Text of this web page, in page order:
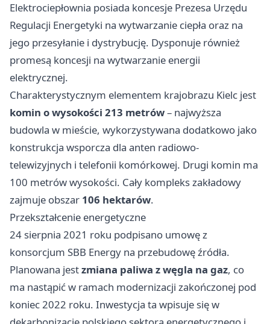
Elektrociepłownia posiada koncesje Prezesa Urzędu
Regulacji Energetyki na wytwarzanie ciepła oraz na
jego przesyłanie i dystrybucję. Dysponuje również
promesą koncesji na wytwarzanie energii
elektrycznej.
Charakterystycznym elementem krajobrazu Kielc jest
komin o wysokości 213 metrów– najwyższa
budowla w mieście, wykorzystywana dodatkowo jako
konstrukcja wsporcza dla anten radiowo-
telewizyjnych i telefonii komórkowej. Drugi komin ma
100 metrów wysokości. Cały kompleks zakładowy
zajmuje obszar 106 hektarów.
Przekształcenie energetyczne
24 sierpnia 2021 roku podpisano umowę z
konsorcjum SBB Energy na przebudowę źródła.
Planowana jestzmiana paliwa z węgla na gaz, co
ma nastąpić w ramach modernizacji zakończonej pod
koniec 2022 roku. Inwestycja ta wpisuje się w